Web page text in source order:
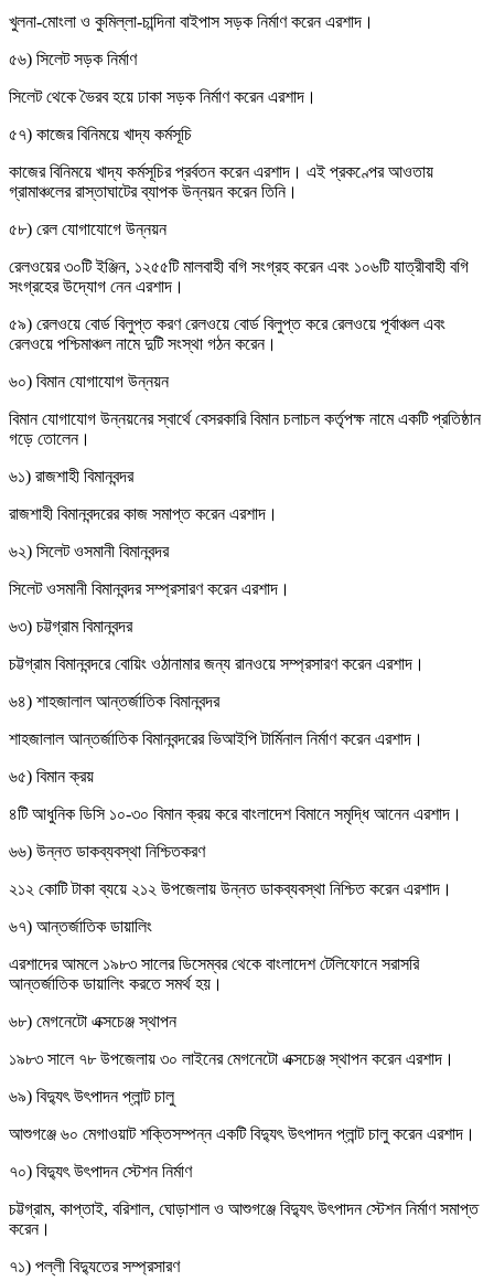
খুলনা-মোংলা ও কুমিল্লা-চান্দিনা বাইপাস সড়ক নির্মাণ করেন এরশাদ।
৫৬) সিলেট সড়ক নির্মাণ
সিলেট থেকে ভৈরব হয়ে ঢাকা সড়ক নির্মাণ করেন এরশাদ।
৫৭) কাজের বিনিময়ে খাদ্য কর্মসূচি
কাজের বিনিময়ে খাদ্য কর্মসূচির প্রর্বতন করেন এরশাদ। এই প্রকণ্পের আওতায়
গ্রামাঞ্চলের রাস্তাঘাটের ব্যাপক উন্নয়ন করেন তিনি।
৫৮) রেল যোগাযোগে উন্নয়ন
রেলওয়ের ৩০টি ইঞ্জিন, ১২৫৫টি মালবাহী বগি সংগ্রহ করেন এবং ১০৬টি যাত্রীবাহী বগি
সংগ্রহের উদ্যোগ নেন এরশাদ।
৫৯) রেলওয়ে বোর্ড বিলুপ্ত করণ রেলওয়ে বোর্ড বিলুপ্ত করে রেলওয়ে পূর্বাঞ্চল এবং
রেলওয়ে পশ্চিমাঞ্চল নামে দুটি সংস্থা গঠন করেন।
৬০) বিমান যোগাযোগ উন্নয়ন
বিমান যোগাযোগ উন্নয়নের স্বার্থে বেসরকারি বিমান চলাচল কর্তৃপক্ষ নামে একটি প্রতিষ্ঠান
গড়ে তোলেন।
৬১) রাজশাহী বিমানবন্দর
রাজশাহী বিমানবন্দরের কাজ সমাপ্ত করেন এরশাদ।
৬২) সিলেট ওসমানী বিমানবন্দর
সিলেট ওসমানী বিমানবন্দর সম্প্রসারণ করেন এরশাদ।
৬৩) চট্টগ্রাম বিমানবন্দর
চট্টগ্রাম বিমানবন্দরে বোয়িং ওঠানামার জন্য রানওয়ে সম্প্রসারণ করেন এরশাদ।
৬৪) শাহজালাল আন্তর্জাতিক বিমানবন্দর
শাহজালাল আন্তর্জাতিক বিমানবন্দরের ভিআইপি টার্মিনাল নির্মাণ করেন এরশাদ।
৬৫) বিমান ক্রয়
৪টি আধুনিক ডিসি ১০-৩০ বিমান ক্রয় করে বাংলাদেশ বিমানে সমৃদ্ধি আনেন এরশাদ।
৬৬) উন্নত ডাকব্যবস্থা নিশ্চিতকরণ
২১২ কোটি টাকা ব্যয়ে ২১২ উপজেলায় উন্নত ডাকব্যবস্থা নিশ্চিত করেন এরশাদ।
৬৭) আন্তর্জাতিক ডায়ালিং
এরশাদের আমলে ১৯৮৩ সালের ডিসেম্বর থেকে বাংলাদেশ টেলিফোনে সরাসরি
আন্তর্জাতিক ডায়ালিং করতে সমর্থ হয়।
৬৮) মেগনেটো এক্সচেঞ্জ স্থাপন
১৯৮৩ সালে ৭৮ উপজেলায় ৩০ লাইনের মেগনেটো এক্সচেঞ্জ স্থাপন করেন এরশাদ।
৬৯) বিদ্যুৎ উৎপাদন প্লান্ট চালু
আশুগঞ্জে ৬০ মেগাওয়াট শক্তিসম্পন্ন একটি বিদ্যুৎ উৎপাদন প্লান্ট চালু করেন এরশাদ।
৭০) বিদ্যুৎ উৎপাদন স্টেশন নির্মাণ
চট্টগ্রাম, কাপ্তাই, বরিশাল, ঘোড়াশাল ও আশুগঞ্জে বিদ্যুৎ উৎপাদন স্টেশন নির্মাণ সমাপ্ত
করেন।
৭১) পল্লী বিদ্যুতের সম্প্রসারণ